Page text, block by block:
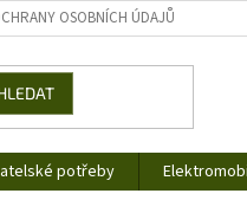
OSOBNÍCH ÚDAJŮ
potřeby